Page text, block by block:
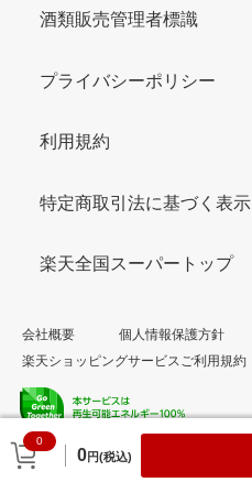
0
0円(税込)
酒類販売管理者標識
プライバシーポリシー
利用規約
特定商取引法に基づく表示
楽天全国スーパートップ
会社概要
個人情報保護方針
楽天ショッピングサービスご利用規約
© Rakuten Group, Inc.